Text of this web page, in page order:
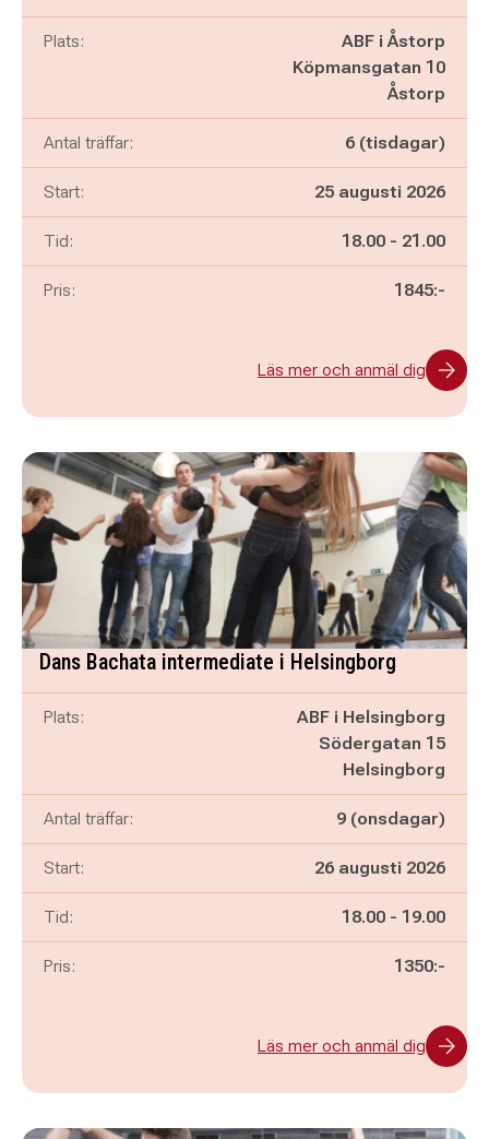
Plats:
ABF i Åstorp
Köpmansgatan 10
Åstorp
Antal träffar: 6 (tisdagar)
Start: 25 augusti 2026
Tid: Pågår mellan
18.00 - och
21.00
Pris: 1845:-
Läs mer och anmäl dig
Dans Bachata intermediate i Helsingborg
Plats:
ABF i Helsingborg
Södergatan 15
Helsingborg
Antal träffar: 9 (onsdagar)
Start: 26 augusti 2026
Tid: Pågår mellan
18.00 - och
19.00
Pris: 1350:-
Läs mer och anmäl dig